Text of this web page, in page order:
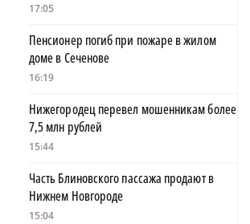
17:05
Пенсионер погиб при пожаре в жилом
доме в Сеченове
16:19
Нижегородец перевел мошенникам более
7,5 млн рублей
15:44
Часть Блиновского пассажа продают в
Нижнем Новгороде
15:04